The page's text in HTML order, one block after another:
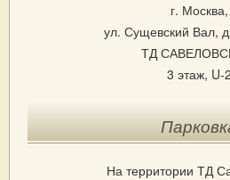
г. Москва,
ул. Сущевский Вал,
ТД
3 этаж, U-2
На территории ТД